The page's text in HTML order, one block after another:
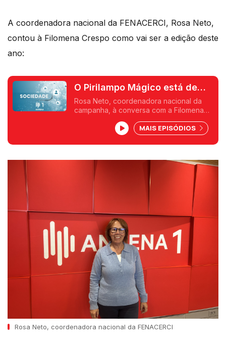
A coordenadora nacional da FENACERCI, Rosa Neto,
contou à Filomena Crespo como vai ser a edição deste
ano:
O Pirilampo Mágico está de
volta
Rosa Neto, coordenadora nacional da
campanha, à conversa com a Filomena
tem como lema "A luz que abraça a
diferença". Até 1 de junho o Pirilampo
Mágico é símbolo da solidariedade.
MAIS EPISÓDIOS
Rosa Neto, coordenadora nacional da FENACERCI